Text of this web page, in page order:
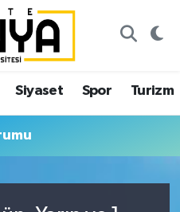
Siyaset Spor Turizm
Haritası
ve Fikstür